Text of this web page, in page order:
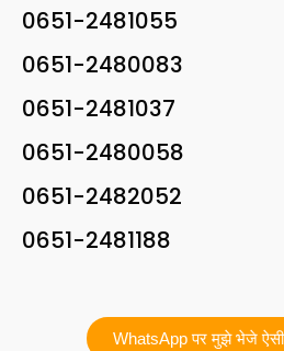
0651-2481055
0651-2480083
0651-2481037
0651-2480058
0651-2482052
0651-2481188
WhatsApp पर मुझे भेजे ऐसी